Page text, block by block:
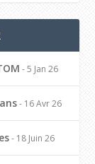
- 5 Jan 26
- 16 Avr 26
- 18 Juin 26